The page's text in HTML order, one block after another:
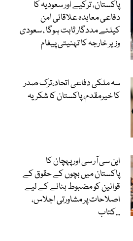
پاکستان، ترکیے اور سعودیہ کا
دفاعی معاہدہ علاقائی امن
کیلئے مددگار ثابت ہوگا ، سعودی
وزیر خارجہ کا تہنیتی پیغام
سہ ملکی دفاعی اتحاد،ترک صدر
کا خیرمقدم، پاکستان کا شکریہ
این سی آر سی اور پہچان کا
پاکستان میں بچوں کے حقوق کے
قوانین کو مضبوط بنانے کے لیے
اصلاحات پر مشاورتی اجلاس،
کتاب...